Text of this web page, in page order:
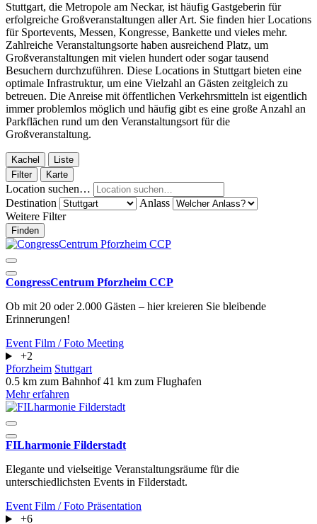
Stuttgart, die Metropole am Neckar, ist häufig Gastgeberin für
erfolgreiche Großveranstaltungen aller Art. Sie finden hier Locations
für Sportevents, Messen, Kongresse, Bankette und vieles mehr.
Zahlreiche Veranstaltungsorte haben ausreichend Platz, um
Großveranstaltungen mit vielen hundert oder sogar tausend
Besuchern durchzuführen. Diese Locations in Stuttgart bieten eine
optimale Infrastruktur, um eine Vielzahl an Gästen zeitgleich zu
betreuen. Die Anreise mit öffentlichen Verkehrsmitteln ist eigentlich
immer problemlos möglich und häufig gibt es eine große Anzahl an
Parkflächen rund um den Veranstaltungsort für die
Großveranstaltung.
Kachel
Liste
Filter
Karte
Location suchen…
Destination
Anlass
Weitere Filter
Finden
CongressCentrum Pforzheim CCP
Ob mit 20 oder 2.000 Gästen – hier kreieren Sie bleibende
Erinnerungen!
Event Film / Foto Meeting
+2
Pforzheim Stuttgart
0.5 km zum Bahnhof41 km zum Flughafen
Mehr erfahren
FILharmonie Filderstadt
Elegante und vielseitige Veranstaltungsräume für die
unterschiedlichsten Events in Filderstadt.
Event Film / Foto Präsentation
+6